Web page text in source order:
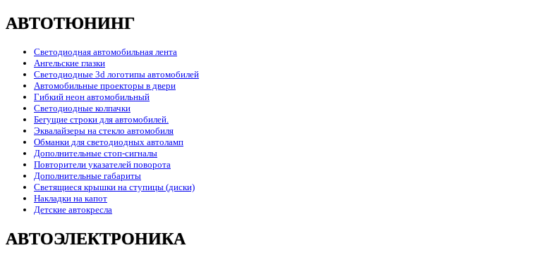
АВТОТЮНИНГ
Светодиодная автомобильная лента
Ангельские глазки
Светодиодные 3d логотипы автомобилей
Автомобильные проекторы в двери
Гибкий неон автомобильный
Светодиодные колпачки
Бегущие строки для автомобилей.
Эквалайзеры на стекло автомобиля
Обманки для светодиодных автоламп
Дополнительные стоп-сигналы
Повторители указателей поворота
Дополнительные габариты
Светящиеся крышки на ступицы (диски)
Накладки на капот
Детские автокресла
АВТОЭЛЕКТРОНИКА